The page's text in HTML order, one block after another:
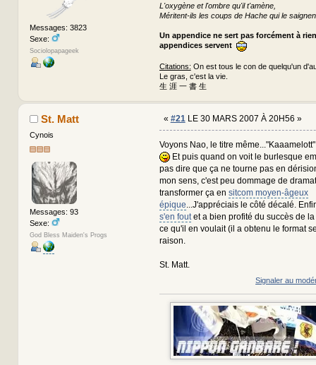
Messages: 3823
Sexe:
Sociolopapageek
L'oxygène et l'ombre qu'il t'amène,
Méritent-ils les coups de Hache qui le
Un appendice ne sert pas forcément à
appendices servent
Citations: On est tous le con de quelqu'un
Le gras, c'est la vie.
生 涯 一 書 生
St. Matt
Cynois
Messages: 93
Sexe:
God Bless Maiden's Progs
« #21LE 30 MARS 2007 À 20H56 »
Voyons Nao, le titre
Et puis quand on voit le burlesque
pas dire que ça ne tourne pas en
mon sens, c'est peu dommage de
transformer ça en sitcom moyen-âgeux
épique...J'appréciais le côté décalé.
s'en foutet a bien profité du succès de
ce qu'il en voulait (il a obtenu le format
raison.
St. Matt.
Signaler au